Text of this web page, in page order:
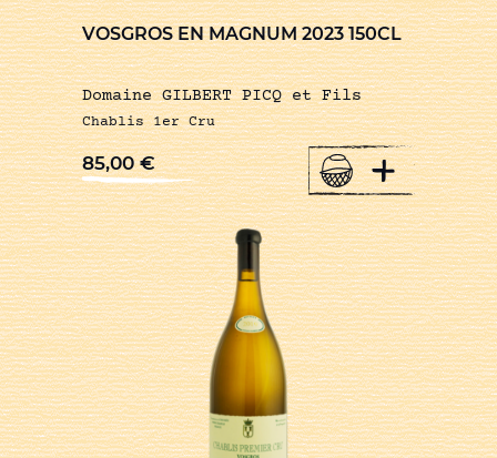
VOSGROS EN MAGNUM 2023 150CL
Domaine GILBERT PICQ et Fils
Chablis 1er Cru
85,00€ +